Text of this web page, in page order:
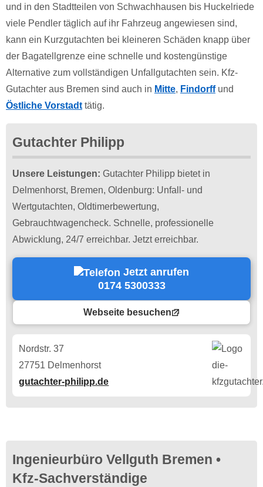
und in den Stadtteilen von Schwachhausen bis Huckelriede
viele Pendler täglich auf ihr Fahrzeug angewiesen sind,
kann ein Kurzgutachten bei kleineren Schäden knapp über
der Bagatellgrenze eine schnelle und kostengünstige
Alternative zum vollständigen Unfallgutachten sein. Kfz-
Gutachter aus Bremen sind auch in Mitte, Findorffund
Östliche Vorstadt tätig.
Gutachter Philipp
Unsere Leistungen: Gutachter Philipp bietet in
Delmenhorst, Bremen, Oldenburg: Unfall- und
Wertgutachten, Oldtimerbewertung,
Gebrauchtwagencheck. Schnelle, professionelle
Abwicklung, 24/7 erreichbar. Jetzt erreichbar.
Jetzt anrufen
0174 5300333
Webseite besuchen
Nordstr. 37
27751 Delmenhorst
gutachter-philipp.de
Ingenieurbüro Vellguth Bremen •
Kfz-Sachverständige